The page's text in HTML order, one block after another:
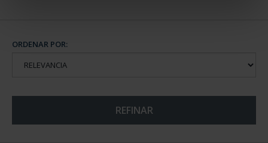
ORDENAR POR:
REFINAR